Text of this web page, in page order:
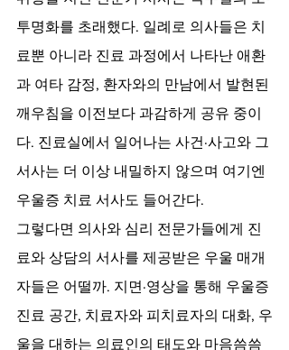
투명화를 초래했다. 일례로 의사들은 치
료뿐 아니라 진료 과정에서 나타난 애환
과 여타 감정, 환자와의 만남에서 발현된
깨우침을 이전보다 과감하게 공유 중이
다. 진료실에서 일어나는 사건·사고와 그
서사는 더 이상 내밀하지 않으며 여기엔
우울증 치료 서사도 들어간다.
그렇다면 의사와 심리 전문가들에게 진
료와 상담의 서사를 제공받은 우울 매개
자들은 어떨까. 지면·영상을 통해 우울증
진료 공간, 치료자와 피치료자의 대화, 우
울을 대하는 의료인의 태도와 마음씀씀